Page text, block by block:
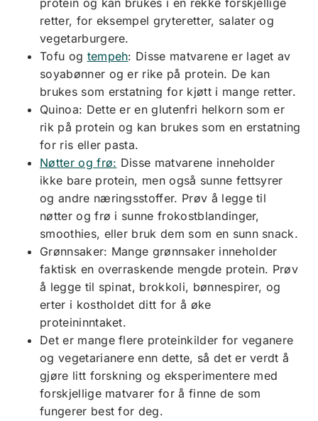
retter, for eksempel gryteretter, salater og
vegetarburgere.
Tofu og tempeh: Disse matvarene er laget av
soyabønner og er rike på protein. De kan
brukes som erstatning for kjøtt i mange retter.
Quinoa: Dette er en glutenfri helkorn som er
rik på protein og kan brukes som en erstatning
for ris eller pasta.
Nøtter og frø: Disse matvarene inneholder
ikke bare protein, men også sunne fettsyrer
og andre næringsstoffer. Prøv å legge til
nøtter og frø i sunne frokostblandinger,
smoothies, eller bruk dem som en sunn snack.
Grønnsaker: Mange grønnsaker inneholder
faktisk en overraskende mengde protein. Prøv
å legge til spinat, brokkoli, bønnespirer, og
erter i kostholdet ditt for å øke
proteininntaket.
Det er mange flere proteinkilder for veganere
og vegetarianere enn dette, så det er verdt å
gjøre litt forskning og eksperimentere med
forskjellige matvarer for å finne de som
fungerer best for deg.